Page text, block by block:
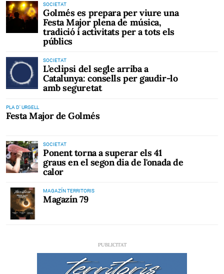
SOCIETAT
Golmés es prepara per viure una
Festa Major plena de música,
tradició i activitats per a tots els
públics
SOCIETAT
L’eclipsi del segle arriba a
Catalunya: consells per gaudir-lo
amb seguretat
PLA D' URGELL
Festa Major de Golmés
SOCIETAT
Ponent torna a superar els 41
graus en el segon dia de l'onada de
calor
MAGAZÍN TERRITORIS
Magazín 79